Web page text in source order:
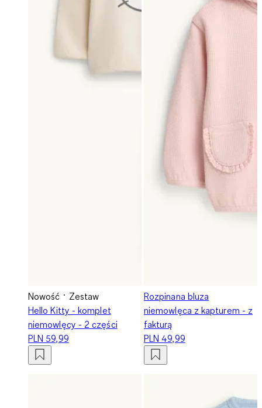
Nowość
Zestaw
Hello Kitty - komplet
niemowlęcy - 2 części
PLN 59,99
Rozpinana bluza
niemowlęca z kapturem - z
fakturą
PLN 49,99